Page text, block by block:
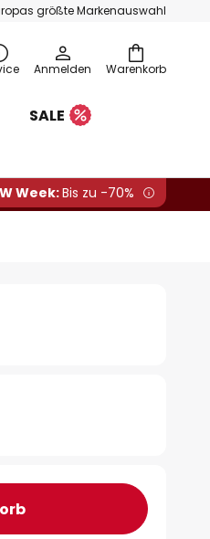
größte Markenauswahl
Warenkorb
Anmelden
SALE
Week:Bis zu -70%